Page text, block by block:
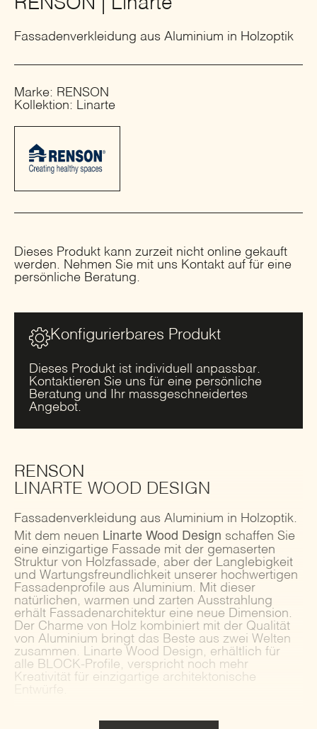
Fassadenverkleidung aus Aluminium in Holzoptik
Marke: RENSON
Kollektion: Linarte
Dieses Produkt kann zurzeit nicht online gekauft
werden. Nehmen Sie mit uns Kontakt auf für eine
persönliche Beratung.
Konfigurierbares Produkt
Dieses Produkt ist individuell anpassbar.
Kontaktieren Sie uns für eine persönliche
Beratung und Ihr massgeschneidertes
Angebot.
RENSON
LINARTE WOOD DESIGN
Fassadenverkleidung aus Aluminium in Holzoptik.
Mit dem neuen Linarte Wood Design schaffen Sie
eine einzigartige Fassade mit der gemaserten
Struktur von Holzfassade, aber der Langlebigkeit
und Wartungsfreundlichkeit unserer hochwertigen
Fassadenprofile aus Aluminium. Mit dieser
natürlichen, warmen und zarten Ausstrahlung
erhält Fassadenarchitektur eine neue Dimension.
Der Charme von Holz kombiniert mit der Qualität
von Aluminium bringt das Beste aus zwei Welten
zusammen. Linarte Wood Design, erhältlich für
alle BLOCK-Profile, verspricht noch mehr
Kreativität für einzigartige architektonische
Entwürfe.